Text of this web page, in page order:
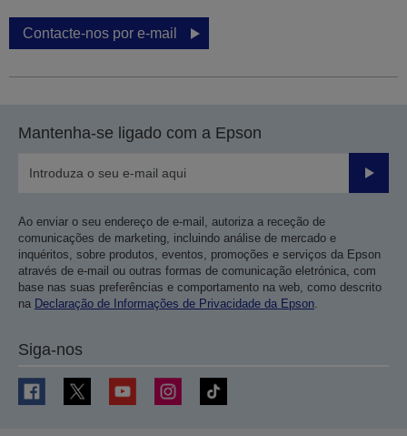
Contacte-nos por e-mail
Mantenha-se ligado com a Epson
Enviar
Ao enviar o seu endereço de e-mail, autoriza a receção de
comunicações de marketing, incluindo análise de mercado e
inquéritos, sobre produtos, eventos, promoções e serviços da Epson
através de e-mail ou outras formas de comunicação eletrónica, com
base nas suas preferências e comportamento na web, como descrito
na Declaração de Informações de Privacidade da Epson.
Siga-nos